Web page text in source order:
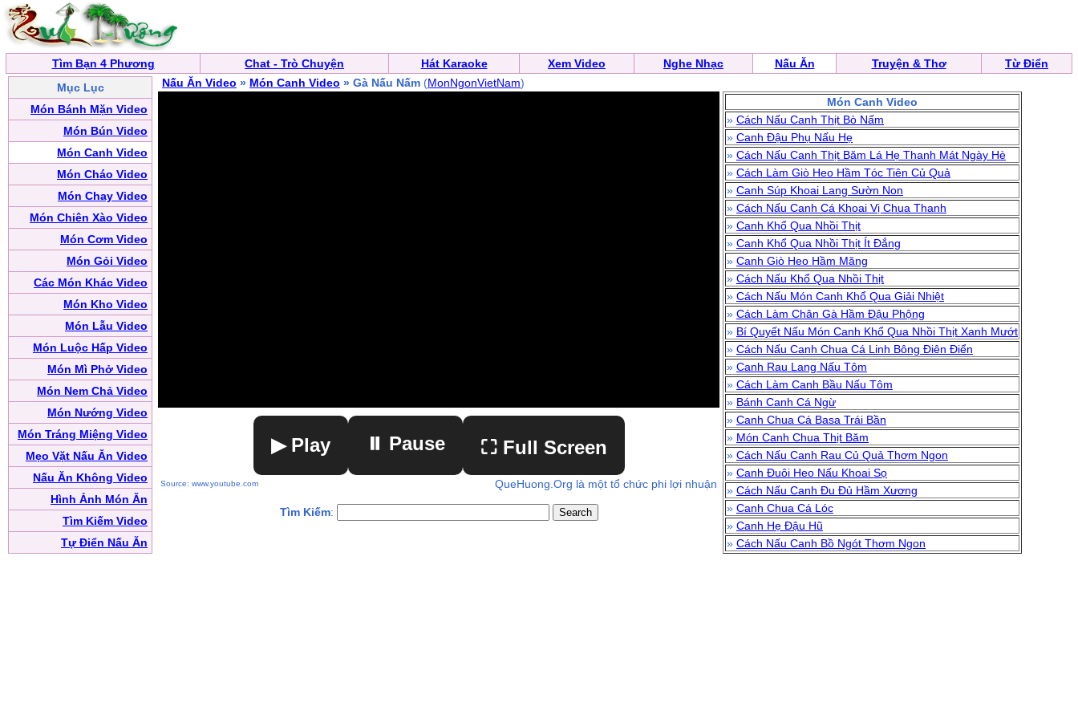
Tìm Bạn 4 Phương Chat - Trò Chuyện Hát Karaoke Xem Video Nghe Nhạc Nấu Ăn Truyện & Thơ
Từ Điển
Mục Lục
Món Bánh Mặn Video
Món Bún Video
Món Canh Video
Món Cháo Video
Món Chay Video
Món Chiên Xào Video
Món Cơm Video
Món Gỏi Video
Các Món Khác Video
Món Kho Video
Món Lẫu Video
Món Luộc Hấp Video
Món Mì Phở Video
Món Nem Chả Video
Món Nướng Video
Món Tráng Miệng Video
Mẹo Vặt Nấu Ăn Video
Nấu Ăn Không Video
Hình Ảnh Món Ăn
Tìm Kiếm Video
Tự Điển Nấu Ăn
Nấu Ăn Video » Món Canh Video » Gà Nấu Nấm (MonNgonVietNam)
▶ Play ⏸ Pause ⛶ Full Screen
Source: www.youtube.com QueHuong.Org là một tổ chức phi lợi nhuận
Tìm Kiếm:
Món Canh Video
» Cách Nấu Canh Thịt Bò Nấm
» Canh Đậu Phụ Nấu Hẹ
» Cách Nấu Canh Thịt Băm Lá Hẹ Thanh Mát Ngày Hè
» Cách Làm Giò Heo Hầm Tóc Tiên Củ Quả
» Canh Súp Khoai Lang Sườn Non
» Cách Nấu Canh Cá Khoai Vị Chua Thanh
» Canh Khổ Qua Nhồi Thịt
» Canh Khổ Qua Nhồi Thịt Ít Đắng
» Canh Giò Heo Hầm Măng
» Cách Nấu Khổ Qua Nhồi Thịt
» Cách Nấu Món Canh Khổ Qua Giải Nhiệt
» Cách Làm Chân Gà Hầm Đậu Phộng
» Bí Quyết Nấu Món Canh Khổ Qua Nhồi Thịt Xanh Mướt
» Cách Nấu Canh Chua Cá Linh Bông Điên Điển
» Canh Rau Lang Nấu Tôm
» Cách Làm Canh Bầu Nấu Tôm
» Bánh Canh Cá Ngừ
» Canh Chua Cá Basa Trái Bần
» Món Canh Chua Thịt Băm
» Cách Nấu Canh Rau Củ Quả Thơm Ngon
» Canh Đuôi Heo Nấu Khoai Sọ
» Cách Nấu Canh Đu Đủ Hầm Xương
» Canh Chua Cá Lóc
» Canh Hẹ Đậu Hũ
» Cách Nấu Canh Bồ Ngót Thơm Ngon